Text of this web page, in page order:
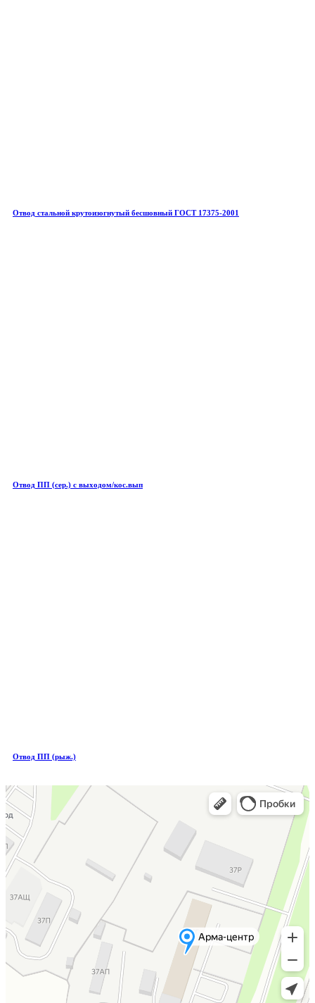
Отвод стальной крутоизогнутый бесшовный ГОСТ 17375-2001
Отвод ПП (сер.) с выходом/кос.вып
Отвод ПП (рыж.)